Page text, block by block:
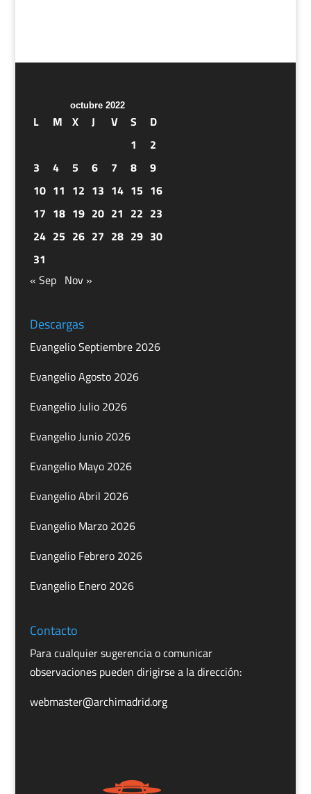
octubre 2022
L M X J V S
D
1
2
3
4 5 6 7 8
9
10 11 12 13 14 15 16
17 18 19 20 21 22 23
24 25 26 27 28 29 30
31
« Sep Nov »
Descargas
Evangelio Septiembre 2026
Evangelio Agosto 2026
Evangelio Julio 2026
Evangelio Junio 2026
Evangelio Mayo 2026
Evangelio Abril 2026
Evangelio Marzo 2026
Evangelio Febrero 2026
Evangelio Enero 2026
Contacto
Para cualquier sugerencia o comunicar
observaciones pueden dirigirse a la dirección:
webmaster@archimadrid.org